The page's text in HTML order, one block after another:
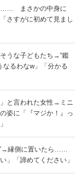
…… まさかの中身に
さすがに初めて見まし
うな子どもたち→“鑑
なるわなw」「分かる
と言われた女性→ミニ
に「『マジか！』っ
縁側に置いたら……
」「諦めてください」